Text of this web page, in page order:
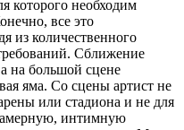
которого необходим
все это
из количественного
Сближение
на большой сцене
яма. Со сцены артист не
или стадиона и не для
интимную